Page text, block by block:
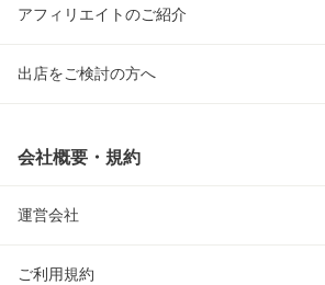
アフィリエイトのご紹介
出店をご検討の方へ
会社概要・規約
運営会社
ご利用規約